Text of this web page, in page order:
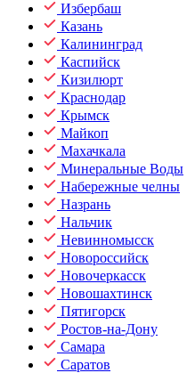
Избербаш
Казань
Калининград
Каспийск
Кизилюрт
Краснодар
Крымск
Майкоп
Махачкала
Минеральные Воды
Набережные челны
Назрань
Нальчик
Невинномысск
Новороссийск
Новочеркасск
Новошахтинск
Пятигорск
Ростов-на-Дону
Самара
Саратов